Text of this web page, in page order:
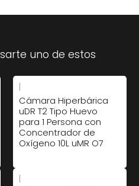
uno de estos
Cámara Hiperbárica
uDR T2 Tipo Huevo
para 1 Persona con
Concentrador de
Oxígeno 10L uMR O7